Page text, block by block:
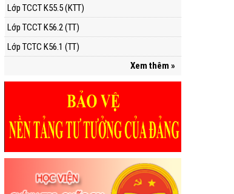
Lớp TCCT K55.5 (KTT)
Lớp TCCT K56.2 (TT)
Lớp TCTC K56.1 (TT)
Xem thêm »